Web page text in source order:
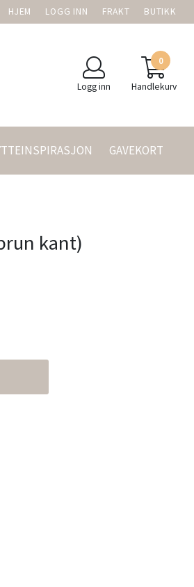
HJEM LOGG INN FRAKT BUTIKK
Logg inn
0
Handlekurv
GAVEKORT
kant)